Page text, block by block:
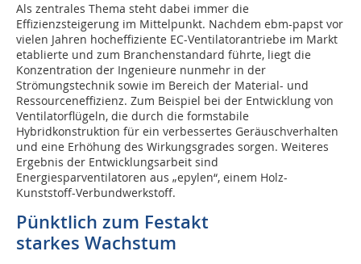
Als zentrales Thema steht dabei immer die
Effizienzsteigerung im Mittelpunkt. Nachdem ebm-papst vor
vielen Jahren hocheffiziente EC-Ventilatorantriebe im Markt
etablierte und zum Branchenstandard führte, liegt die
Konzentration der Ingenieure nunmehr in der
Strömungstechnik sowie im Bereich der Material- und
Ressourceneffizienz. Zum Beispiel bei der Entwicklung von
Ventilatorflügeln, die durch die formstabile
Hybridkonstruktion für ein verbessertes Geräuschverhalten
und eine Erhöhung des Wirkungsgrades sorgen. Weiteres
Ergebnis der Entwicklungsarbeit sind
Energiesparventilatoren aus „epylen“, einem Holz-
Kunststoff-Verbundwerkstoff.
Pünktlich zum Festakt
starkes Wachstum